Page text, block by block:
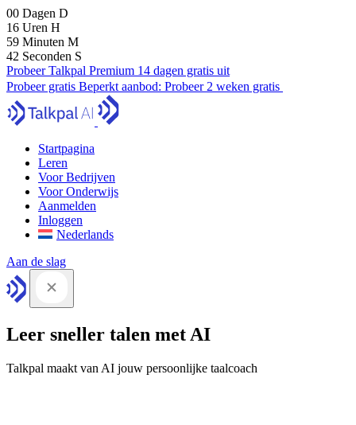
00 Dagen D
16 Uren H
59 Minuten M
41 Seconden S
Probeer Talkpal Premium 14 dagen gratis uit
Probeer gratis Beperkt aanbod: Probeer 2 weken gratis
Startpagina
Leren
Voor Bedrijven
Voor Onderwijs
Aanmelden
Inloggen
Nederlands
Aan de slag
Leer sneller talen met AI
Talkpal maakt van AI jouw persoonlijke taalcoach